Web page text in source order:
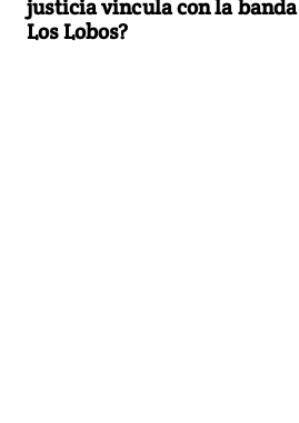
justicia vincula con la banda
Los Lobos?